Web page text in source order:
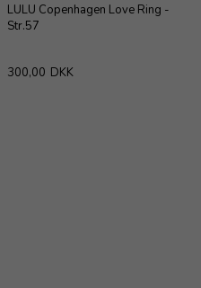
LULU Copenhagen Love Ring -
Str.57
300,00 DKK